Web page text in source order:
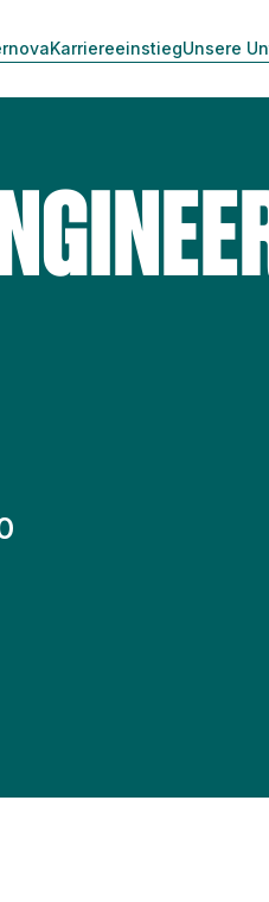
KarriereeinstiegUnsere